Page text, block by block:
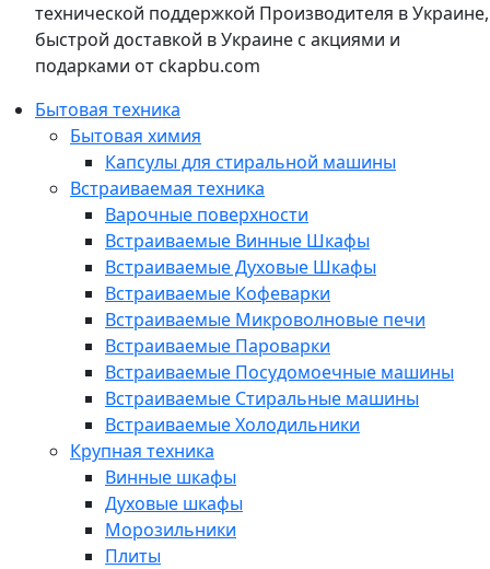
технической поддержкой Производителя в Украине,
быстрой доставкой в Украине с акциями и
подарками от ckapbu.com
Бытовая техника
Бытовая химия
Капсулы для стиральной машины
Встраиваемая техника
Варочные поверхности
Встраиваемые Винные Шкафы
Встраиваемые Духовые Шкафы
Встраиваемые Кофеварки
Встраиваемые Микроволновые печи
Встраиваемые Пароварки
Встраиваемые Посудомоечные машины
Встраиваемые Стиральные машины
Встраиваемые Холодильники
Крупная техника
Винные шкафы
Духовые шкафы
Морозильники
Плиты